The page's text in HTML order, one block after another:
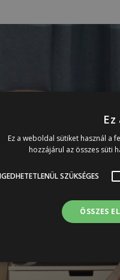
Ez a weboldal sütiket használ a
hozzájárul az összes süti
SZÜKSÉGES
ÖSSZES